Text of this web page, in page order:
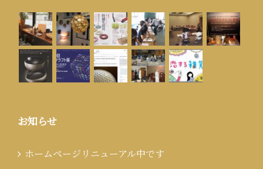
お知らせ
ホームページリニューアル中です